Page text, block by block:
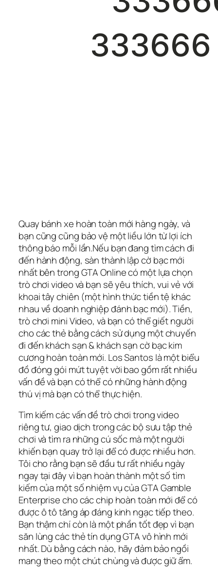
Quay bánh xe hoàn toàn mới hàng ngày, và
bạn cũng cũng bảo vệ một liều lớn từ lợi ích
thông báo mỗi lần.Nếu bạn đang tìm cách đi
đến hành động, sàn thành lập cờ bạc mới
nhất bên trong GTA Online có một lựa chọn
trò chơi video và bạn sẽ yêu thích, vui vẻ với
khoai tây chiên (một hình thức tiền tệ khác
nhau về doanh nghiệp đánh bạc mới). Tiền,
trò chơi mini Video, và bạn có thể giết người
cho các thẻ bằng cách sử dụng một chuyến
đi đến khách sạn & khách sạn cờ bạc kim
cương hoàn toàn mới. Los Santos là một biểu
đồ đóng gói mứt tuyệt vời bao gồm rất nhiều
vấn đề và bạn có thể có những hành động
thú vị mà bạn có thể thực hiện.
Tìm kiếm các vấn đề trò chơi trong video
riêng tư, giao dịch trong các bộ sưu tập thẻ
chơi và tìm ra những cú sốc mà một người
khiến bạn quay trở lại để có được nhiều hơn.
Tôi cho rằng bạn sẽ đầu tư rất nhiều ngày
ngay tại đây vì bạn hoàn thành một số tìm
kiếm của một số nhiệm vụ của GTA Gamble
Enterprise cho các chip hoàn toàn mới để có
được ô tô tăng áp đáng kinh ngạc tiếp theo.
Bạn thậm chí còn là một phần tốt đẹp vì bạn
săn lùng các thẻ tín dụng GTA vô hình mới
nhất. Dù bằng cách nào, hãy đảm bảo ngồi
mang theo một chút chùng và được giữ ẩm.